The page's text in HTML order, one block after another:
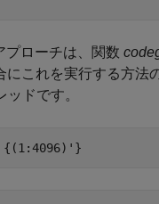
プローチは、関数
これを実行する方法
ドです。
{(1:4096)'}